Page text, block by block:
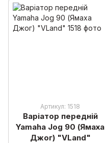
Артикул: 1518
Варіатор передній
Yamaha Jog 90 (Ямаха
Джог) "VLand"